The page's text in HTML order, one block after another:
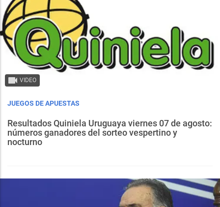
VIDEO
JUEGOS DE APUESTAS
Resultados Quiniela Uruguaya viernes 07 de agosto:
números ganadores del sorteo vespertino y
nocturno